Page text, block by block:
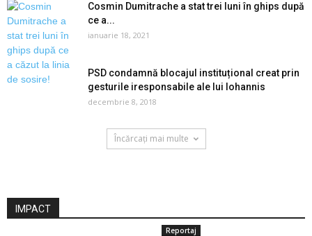
Cosmin Dumitrache a stat trei luni în ghips după
ce a...
ianuarie 18, 2021
PSD condamnă blocajul instituțional creat prin
gesturile iresponsabile ale lui Iohannis
decembrie 8, 2018
Încărcați mai multe
IMPACT
Reportaj